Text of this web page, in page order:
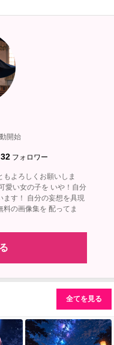
開始
32 フォロワー
よろしくお願いしま
愛い女の子を いや！自分
ます！ 自分の妄想を具現
の画像集を 配ってま
全てを見る